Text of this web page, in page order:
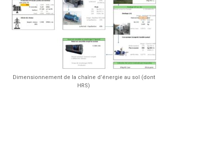
Dimensionnement de la chaîne d’énergie au sol (dont
HRS)